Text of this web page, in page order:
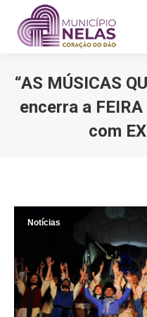
“AS MÚSICAS
encerra a FEIRA
com
Notícias